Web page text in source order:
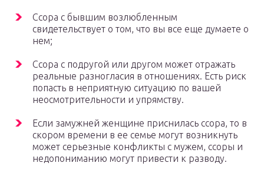
Ссора с бывшим возлюбленным
свидетельствует о том, что вы все еще думаете о
нем;
Ссора с подругой или другом может отражать
реальные разногласия в отношениях. Есть риск
попасть в неприятную ситуацию по вашей
неосмотрительности и упрямству.
Если замужней женщине приснилась ссора, то в
скором времени в ее семье могут возникнуть
может серьезные конфликты с мужем, ссоры и
недопониманию могут привести к разводу.